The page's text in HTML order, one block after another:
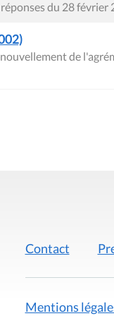
du 28 février
de
Contact
Mentions